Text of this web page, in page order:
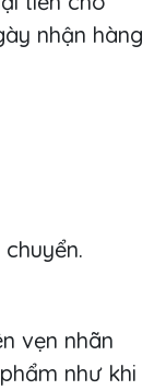
nhận hàng
vẹn nhãn
như khi